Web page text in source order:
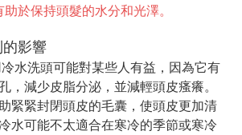
於保持頭髮的水分和光澤。
影響
水洗頭可能對某些人有益，因為它有
，減少皮脂分泌，並減輕頭皮瘙癢。
緊緊封閉頭皮的毛囊，使頭皮更加清
水可能不太適合在寒冷的季節或寒冷